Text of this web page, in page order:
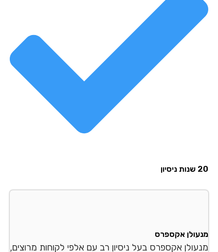
אקספרס
אקספרס בעל ניסיון רב עם אלפי לקוחות מרוצים,